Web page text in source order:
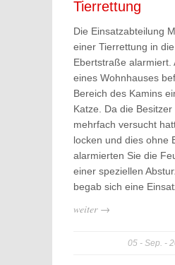
Tierrettung
Die Einsatzabteilung
einer Tierrettung in
Ebertstraße alarmiert.
eines Wohnhauses
Bereich des Kamins
Katze. Da die Besitzer
mehrfach versucht
locken und dies ohne
alarmierten Sie die
einer speziellen
begab sich eine
weiter →
05 Sep.